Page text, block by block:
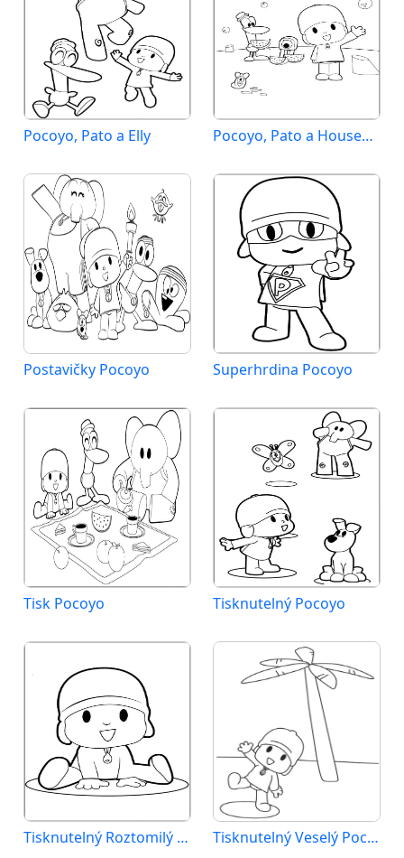
Pocoyo, Pato a Elly Pocoyo, Pato a Housenka
Postavičky Pocoyo Superhrdina Pocoyo
Tisk Pocoyo Tisknutelný Pocoyo
Tisknutelný Roztomilý Pocoyo Tisknutelný Veselý Pocoyo